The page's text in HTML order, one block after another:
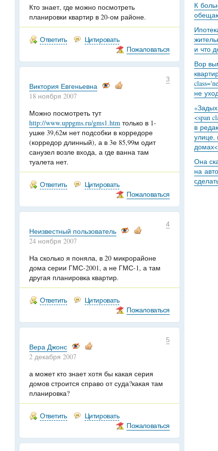
Кто знает, где можно посмотреть
планировки квартир в 20-ом районе.
Ответить
Цитировать
Пожаловаться
3
Виктория Евгеньевна
18 ноября 2007
Можно посмотреть тут
http://www.uppgms.ru/gms1.htm только в 1-
ушке 39,62м нет подсобки в корредоре
(корредор длинный), а в 3е 85,99м одит
санузел возле входа, а где ванна там
туалета нет.
Ответить
Цитировать
Пожаловаться
4
Неизвестный пользователь
24 ноября 2007
На сколько я поняла, в 20 микрорайоне
дома серии ГМС-2001, а не ГМС-1, а там
другая планировка квартир.
Ответить
Цитировать
Пожаловаться
5
Вера Джонс
2 декабря 2007
а может кто знает хотя бы какая серия
домов строится справо от суда?какая там
планировка?
Ответить
Цитировать
Пожаловаться
К
и что
Вор
не
<span
в
улице,
Она
на